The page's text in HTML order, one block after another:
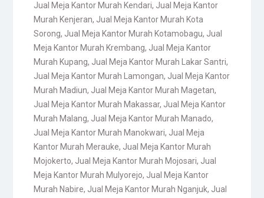
Jual Meja Kantor Murah Kendari, Jual Meja Kantor
Murah Kenjeran, Jual Meja Kantor Murah Kota
Sorong, Jual Meja Kantor Murah Kotamobagu, Jual
Meja Kantor Murah Krembang, Jual Meja Kantor
Murah Kupang, Jual Meja Kantor Murah Lakar Santri,
Jual Meja Kantor Murah Lamongan, Jual Meja Kantor
Murah Madiun, Jual Meja Kantor Murah Magetan,
Jual Meja Kantor Murah Makassar, Jual Meja Kantor
Murah Malang, Jual Meja Kantor Murah Manado,
Jual Meja Kantor Murah Manokwari, Jual Meja
Kantor Murah Merauke, Jual Meja Kantor Murah
Mojokerto, Jual Meja Kantor Murah Mojosari, Jual
Meja Kantor Murah Mulyorejo, Jual Meja Kantor
Murah Nabire, Jual Meja Kantor Murah Nganjuk, Jual